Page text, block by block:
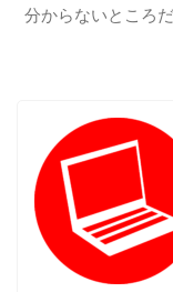
分からないところ